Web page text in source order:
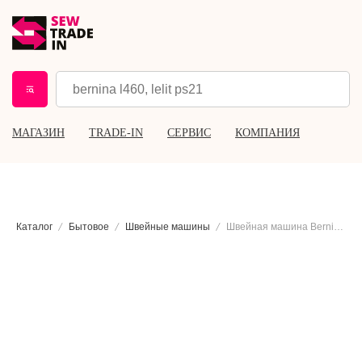
МАГАЗИН TRADE-IN СЕРВИС КОМПАНИЯ
Каталог Бытовое Швейные машины